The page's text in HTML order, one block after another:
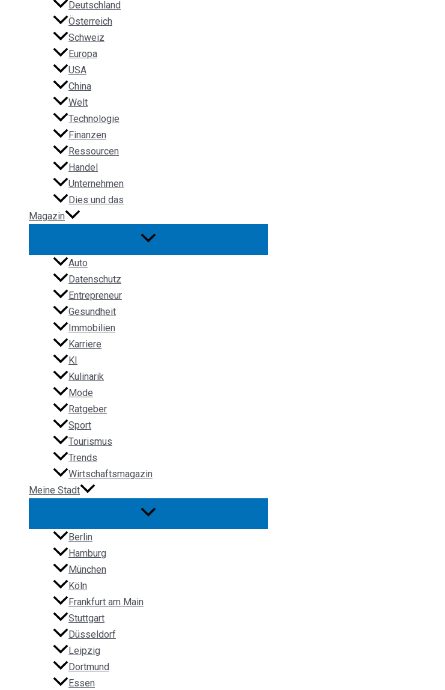
Deutschland
Österreich
Schweiz
Europa
USA
China
Welt
Technologie
Finanzen
Ressourcen
Handel
Unternehmen
Dies und das
Magazin
Auto
Datenschutz
Entrepreneur
Gesundheit
Immobilien
Karriere
KI
Kulinarik
Mode
Ratgeber
Sport
Tourismus
Trends
Wirtschaftsmagazin
Meine Stadt
Berlin
Hamburg
München
Köln
Frankfurt am Main
Stuttgart
Düsseldorf
Leipzig
Dortmund
Essen